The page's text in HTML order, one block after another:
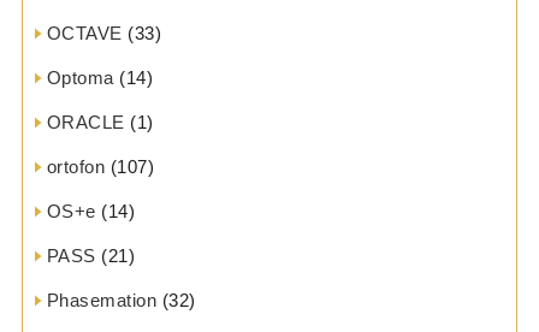
OCTAVE (33)
Optoma (14)
ORACLE (1)
ortofon (107)
OS+e (14)
PASS (21)
Phasemation (32)